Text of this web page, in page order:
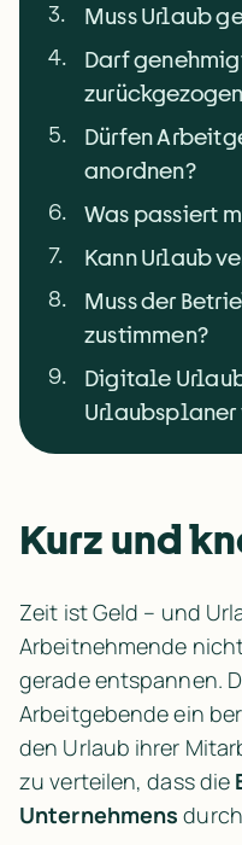
3.
Muss Urlaub
4.
Darf
5.
Dürfen
anordnen?
6.
Was passiert
7.
Kann Urlaub
8.
Muss der
zustimmen?
9.
Digitale
Kurz und
Zeit ist Geld – und
Arbeitnehmende
gerade entspannen.
Arbeitgebende ein
den Urlaub ihrer
zu verteilen, dass die
Unternehmens